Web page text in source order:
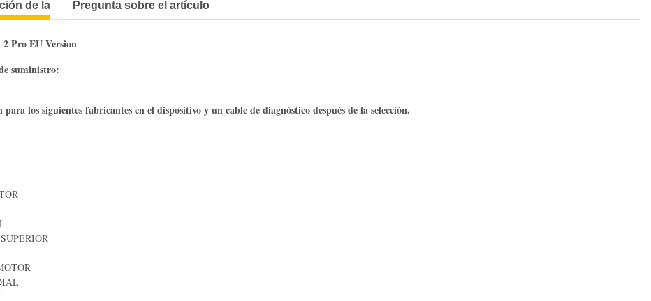
de la Pregunta sobre el artículo
2 Pro EU Version
suministro:
los siguientes fabricantes en el dispositivo y un cable de diagnóstico después de la selección.